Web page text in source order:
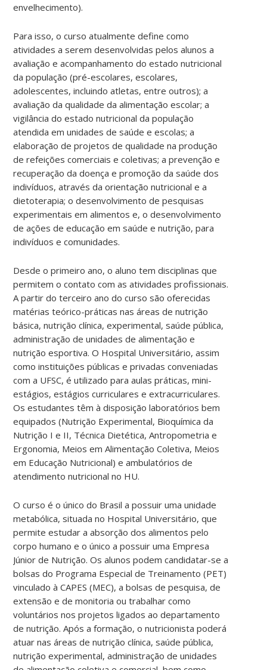
envelhecimento).
Para isso, o curso atualmente define como
atividades a serem desenvolvidas pelos alunos a
avaliação e acompanhamento do estado nutricional
da população (pré-escolares, escolares,
adolescentes, incluindo atletas, entre outros); a
avaliação da qualidade da alimentação escolar; a
vigilância do estado nutricional da população
atendida em unidades de saúde e escolas; a
elaboração de projetos de qualidade na produção
de refeições comerciais e coletivas; a prevenção e
recuperação da doença e promoção da saúde dos
indivíduos, através da orientação nutricional e a
dietoterapia; o desenvolvimento de pesquisas
experimentais em alimentos e, o desenvolvimento
de ações de educação em saúde e nutrição, para
indivíduos e comunidades.
Desde o primeiro ano, o aluno tem disciplinas que
permitem o contato com as atividades profissionais.
A partir do terceiro ano do curso são oferecidas
matérias teórico-práticas nas áreas de nutrição
básica, nutrição clínica, experimental, saúde pública,
administração de unidades de alimentação e
nutrição esportiva. O Hospital Universitário, assim
como instituições públicas e privadas conveniadas
com a UFSC, é utilizado para aulas práticas, mini-
estágios, estágios curriculares e extracurriculares.
Os estudantes têm à disposição laboratórios bem
equipados (Nutrição Experimental, Bioquímica da
Nutrição I e II, Técnica Dietética, Antropometria e
Ergonomia, Meios em Alimentação Coletiva, Meios
em Educação Nutricional) e ambulatórios de
atendimento nutricional no HU.
O curso é o único do Brasil a possuir uma unidade
metabólica, situada no Hospital Universitário, que
permite estudar a absorção dos alimentos pelo
corpo humano e o único a possuir uma Empresa
Júnior de Nutrição. Os alunos podem candidatar-se a
bolsas do Programa Especial de Treinamento (PET)
vinculado à CAPES (MEC), a bolsas de pesquisa, de
extensão e de monitoria ou trabalhar como
voluntários nos projetos ligados ao departamento
de nutrição. Após a formação, o nutricionista poderá
atuar nas áreas de nutrição clínica, saúde pública,
nutrição experimental, administração de unidades